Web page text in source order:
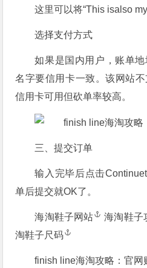
这里可以将“This isalso
选择支付方式
如果是国内用户，账单
名字要信用卡一致。该网站
信用卡可用但砍单率较高。
三、提交订单
输入完毕后点击
单后提交就OK了。
海淘鞋子网站 海淘鞋子
淘鞋子尺码
finish line海淘攻略：官网